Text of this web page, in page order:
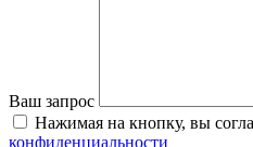
Ваш запрос
Нажимая на кнопку, вы
конфиденциальности